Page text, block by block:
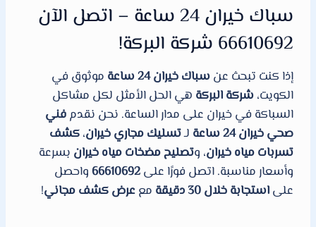
سباك خيران 24 ساعة – اتصل الآن
66610692 شركة البركة!
إذا كنت تبحث عنسباك خيران 24 ساعة
موثوق في
الكويت،شركة البركة هي الحل الأمثل لكل مشاكل
السباكة في خيران على مدار الساعة. نحن نقدمفني
صحي خيران 24 ساعة
لـتسليك مجاري خيران،كشف
تسربات مياه خيران، وتصليح مضخات مياه خيران بسرعة
وأسعار مناسبة. اتصل فورًا على66610692 واحصل
علىاستجابة خلال 30 دقيقة مععرض كشف مجاني!